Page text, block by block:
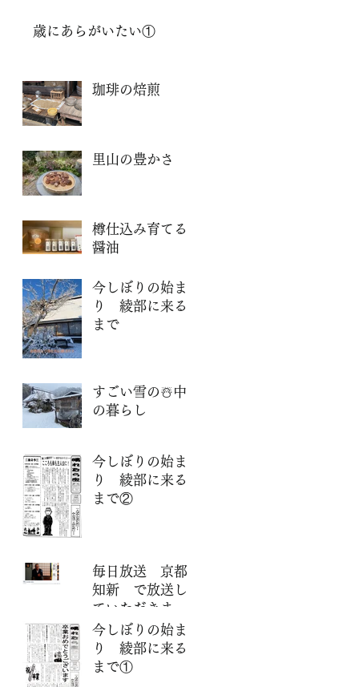
歳にあらがいたい①
珈琲の焙煎
里山の豊かさ
樽仕込み育てる
醤油
今しぼりの始ま
り 綾部に来る
まで
すごい雪の☃️中
の暮らし
今しぼりの始ま
り 綾部に来る
まで②
毎日放送 京都
知新 で放送し
ていただきまし
た。
今しぼりの始ま
り 綾部に来る
まで①